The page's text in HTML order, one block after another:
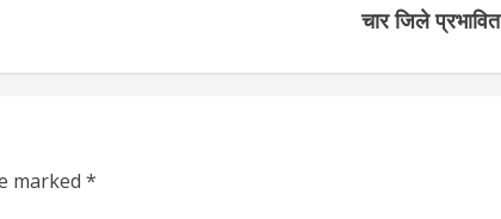
चार जिले प्रभावित
marked *